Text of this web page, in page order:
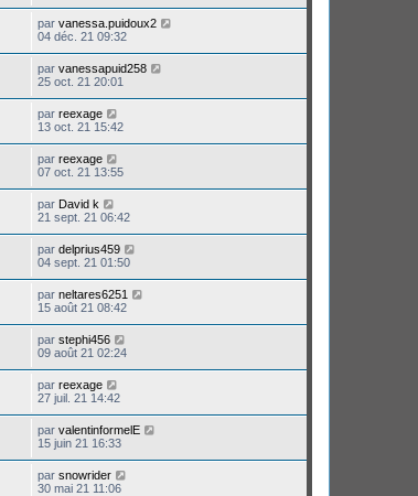
par vanessa.puidoux2
04 déc. 21 09:32
par vanessapuid258
25 oct. 21 20:01
par reexage
13 oct. 21 15:42
par reexage
07 oct. 21 13:55
par David k
21 sept. 21 06:42
par delprius459
04 sept. 21 01:50
par neltares6251
15 août 21 08:42
par stephi456
09 août 21 02:24
par reexage
27 juil. 21 14:42
par valentinformelE
15 juin 21 16:33
par snowrider
30 mai 21 11:06